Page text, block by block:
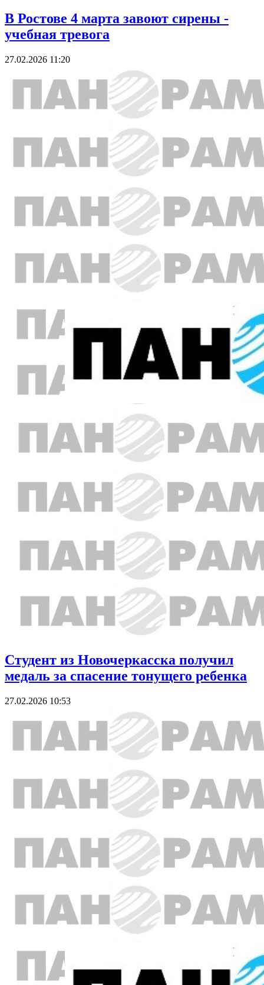
В Ростове 4 марта завоют сирены -
учебная тревога
27.02.2026 11:20
Студент из Новочеркасска получил
медаль за спасение тонущего ребенка
27.02.2026 10:53